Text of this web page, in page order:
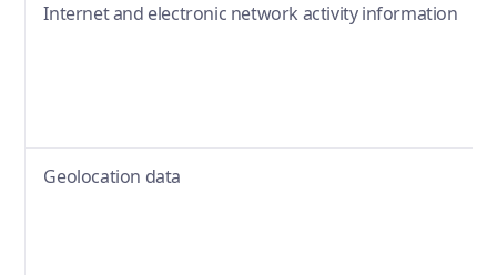
Internet and electronic network activity information
Geolocation data